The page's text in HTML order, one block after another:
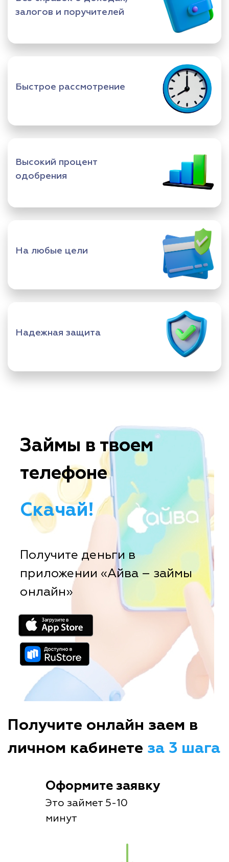
залогов и поручителей
Быстрое рассмотрение
Высокий процент
одобрения
На любые цели
Надежная защита
Займы в твоем
телефоне
Скачай!
Получите деньги в
приложении «Айва – займы
онлайн»
Получите онлайн заем в
личном кабинете за 3 шага
Оформите заявку
Это займет 5-10
минут